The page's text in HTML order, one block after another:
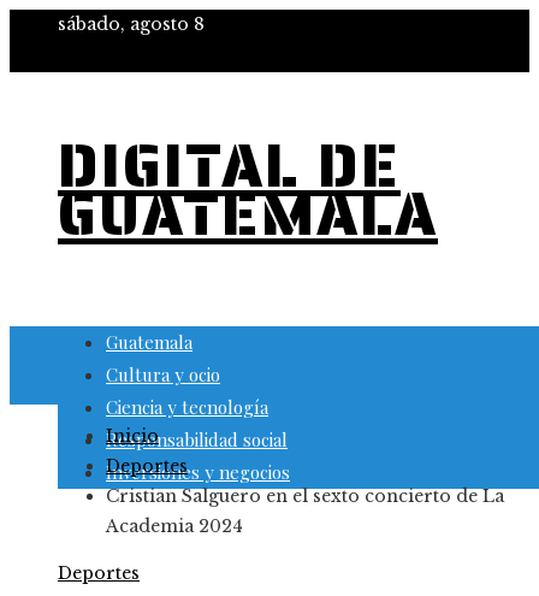
sábado, agosto 8
DIGITAL DE
GUATEMALA
Guatemala
Cultura y ocio
Ciencia y tecnología
Responsabilidad social
Inversiones y negocios
Inicio
Deportes
Cristian Salguero en el sexto concierto de La
Academia 2024
Deportes